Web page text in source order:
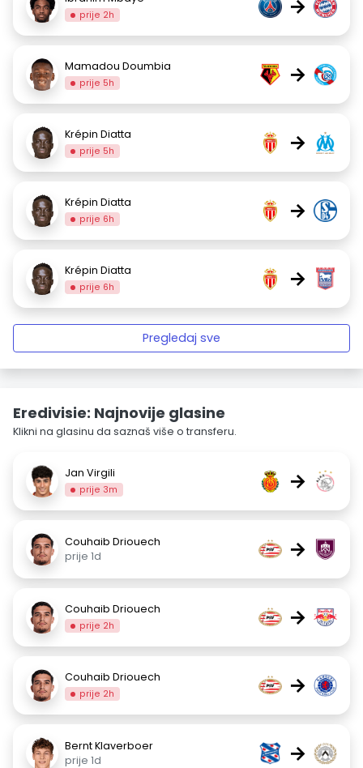
prije 2h →
Mamadou Doumbia
prije 5h →
Krépin Diatta
prije 5h →
Krépin Diatta
prije 6h →
Krépin Diatta
prije 6h →
Pregledaj sve
Eredivisie: Najnovije glasine
Klikni na glasinu da saznaš više o transferu.
Jan Virgili
prije 3m →
Couhaib Driouech
prije 1d
→
Couhaib Driouech
prije 2h →
Couhaib Driouech
prije 2h →
Bernt Klaverboer
prije 1d
→